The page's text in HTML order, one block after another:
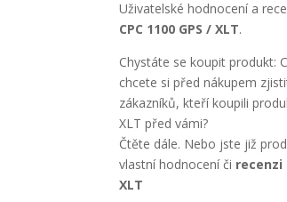
Uživatelské hodnocení a
CPC 1100 GPS / XLT.
Chystáte se koupit produkt:
chcete si před nákupem
zákazníků, kteří koupili
XLT před vámi?
Čtěte dále. Nebo jste již
vlastní hodnocení či recenzi
XLT